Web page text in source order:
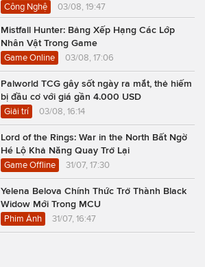
Công Nghệ 03/08, 19:47
Mistfall Hunter: Bảng Xếp Hạng Các Lớp
Nhân Vật Trong Game
Game Online 03/08, 17:06
Palworld TCG gây sốt ngày ra mắt, thẻ hiếm
bị đầu cơ với giá gần 4.000 USD
Giải trí 03/08, 16:14
Lord of the Rings: War in the North Bất Ngờ
Hé Lộ Khả Năng Quay Trở Lại
Game Offline 31/07, 17:30
Yelena Belova Chính Thức Trở Thành Black
Widow Mới Trong MCU
Phim Ảnh 31/07, 16:47